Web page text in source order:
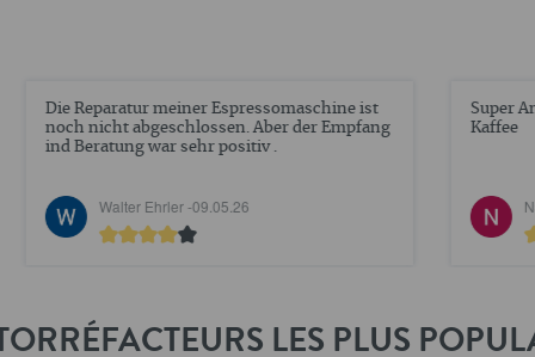
Super Angebote und tolle Qualität. Sehr feiner
Kaffee
Nadine Elstner -
LES PLUS